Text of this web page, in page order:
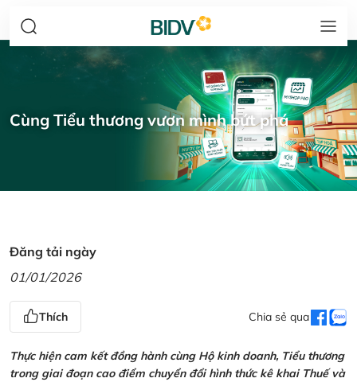
Cùng Tiểu thương vươn mình bứt phá
Đăng tải ngày
01/01/2026
Thích Chia sẻ qua
Thực hiện cam kết đồng hành cùng Hộ kinh doanh, Tiểu thương
trong giai đoạn cao điểm chuyển đổi hình thức kê khai Thuế và